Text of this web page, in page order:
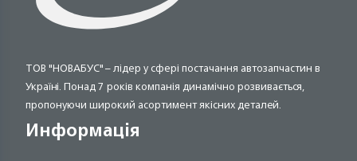
ТОВ "НОВАБУС" – лідер у сфері постачання автозапчастин в
Україні. Понад 7 років компанія динамічно розвивається,
пропонуючи широкий асортимент якісних деталей.
Информація